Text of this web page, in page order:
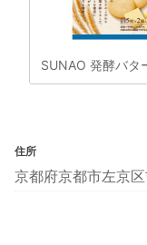
SUNAO 発酵バタ
住所
京都府京都市左京